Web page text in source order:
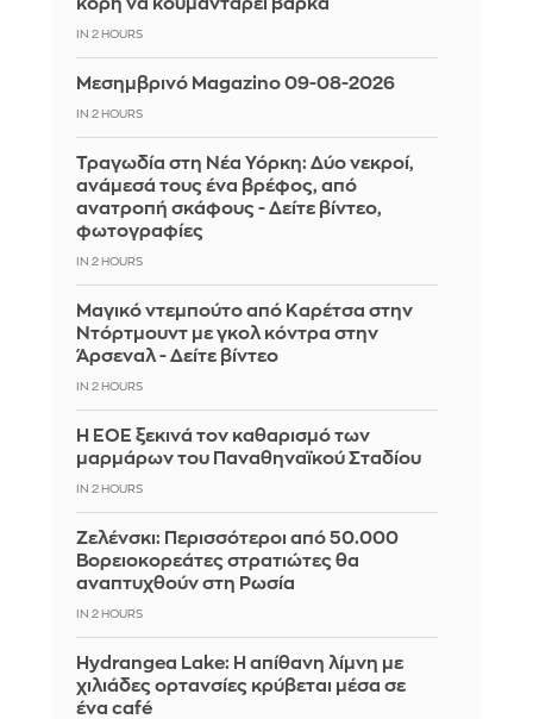
κόρη να κουμαντάρει βάρκα
IN 2 HOURS
Μεσημβρινό Magazino 09-08-2026
IN 2 HOURS
Τραγωδία στη Νέα Υόρκη: Δύο νεκροί,
ανάμεσά τους ένα βρέφος, από
ανατροπή σκάφους - Δείτε βίντεο,
φωτογραφίες
IN 2 HOURS
Μαγικό ντεμπούτο από Καρέτσα στην
Ντόρτμουντ με γκολ κόντρα στην
Άρσεναλ - Δείτε βίντεο
IN 2 HOURS
Η ΕΟΕ ξεκινά τον καθαρισμό των
μαρμάρων του Παναθηναϊκού Σταδίου
IN 2 HOURS
Ζελένσκι: Περισσότεροι από 50.000
Βορειοκορεάτες στρατιώτες θα
αναπτυχθούν στη Ρωσία
IN 2 HOURS
Hydrangea Lake: Η απίθανη λίμνη με
χιλιάδες ορτανσίες κρύβεται μέσα σε
ένα café